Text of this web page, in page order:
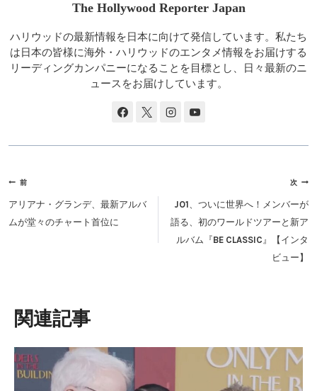
The Hollywood Reporter Japan
ハリウッドの最新情報を日本に向けて発信しています。私たち
は日本の皆様に海外・ハリウッドのエンタメ情報をお届けする
リーディングカンパニーになることを目標とし、日々最新のニ
ュースをお届けしています。
投
稿
ナ
ョ
ン
前
アリアナ・グランデ、最新アルバ
ムが堂々のチャート首位に
次
JO1、ついに世界へ！メンバーが
語る、初のワールドツアーと新ア
ルバム『BE CLASSIC』【インタ
ビュー】
類似投稿